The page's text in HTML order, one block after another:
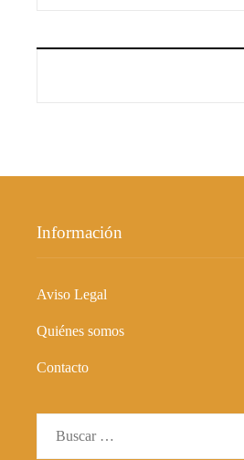
Información
Aviso Legal
Quiénes somos
Contacto